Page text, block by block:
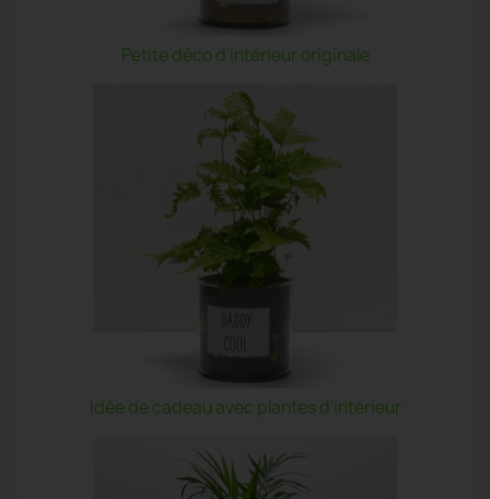
Petite déco d'intérieur originale
Idée de cadeau avec plantes d'intérieur